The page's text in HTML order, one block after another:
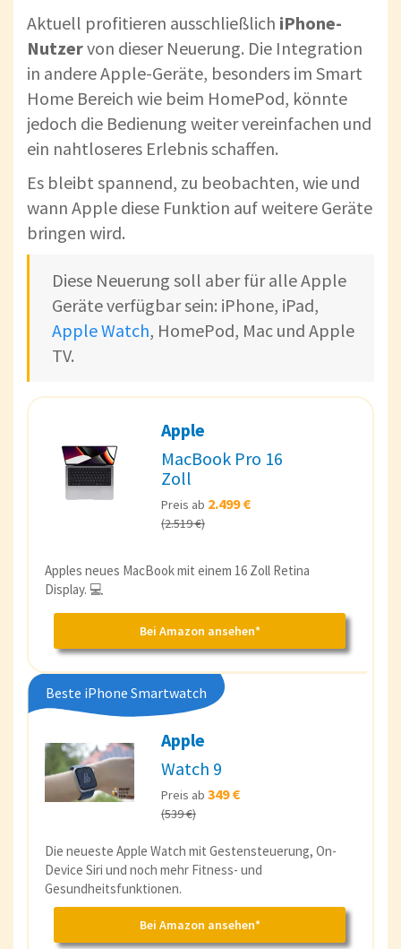
Aktuell profitieren ausschließlich iPhone-
Nutzervon dieser Neuerung. Die Integration
in andere Apple-Geräte, besonders im Smart
Home Bereich wie beim HomePod, könnte
jedoch die Bedienung weiter vereinfachen und
ein nahtloseres Erlebnis schaffen.
Es bleibt spannend, zu beobachten, wie und
wann Apple diese Funktion auf weitere Geräte
bringen wird.
Diese Neuerung soll aber für alle Apple
Geräte verfügbar sein: iPhone, iPad,
Apple Watch, HomePod, Mac und Apple
TV.
Apple
MacBook Pro 16
Zoll
Preis ab 2.499 €
(2.519 €)
Apples neues MacBook mit einem 16 Zoll Retina
Display. 💻
Bei Amazon ansehen*
Beste iPhone Smartwatch
Apple
Watch 9
Preis ab 349 €
(539 €)
Die neueste Apple Watch mit Gestensteuerung, On-
Device Siri und noch mehr Fitness- und
Gesundheitsfunktionen.
Bei Amazon ansehen*